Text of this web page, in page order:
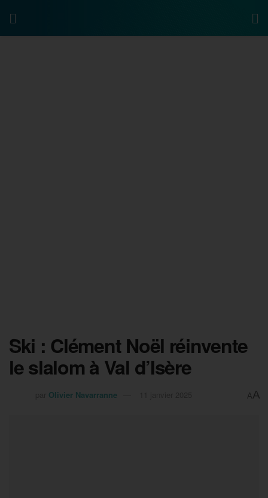
Ski : Clément Noël réinvente
le slalom à Val d’Isère
Olivier Navarranne AA